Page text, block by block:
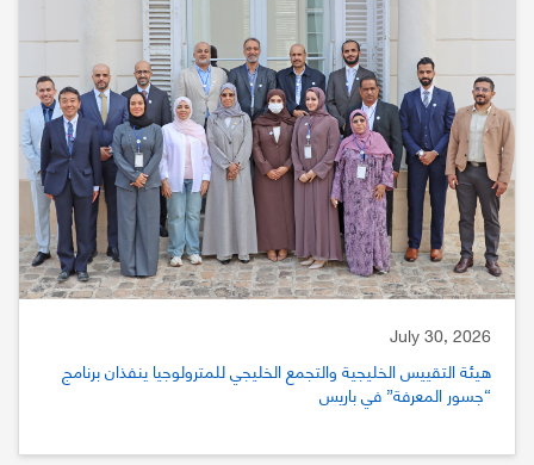
July 30, 2026
هيئة التقييس الخليجية والتجمع الخليجي للمترولوجيا ينفذان برنامج
“جسور المعرفة” في باريس